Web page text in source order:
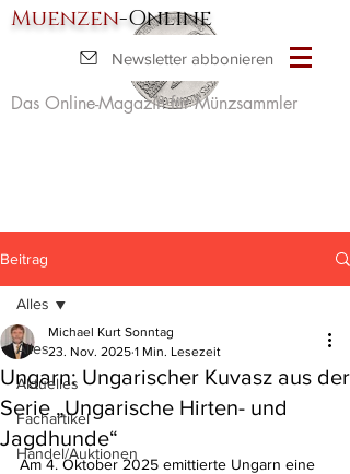
Muenzen-Online
Das Online-Magazin für Münzsammler
Newsletter abbonieren
Beitrag
Alles
Aktuelles
Fachartikel
Handel/Auktionen
Alles
Ungarn: Ungarischer Kuvasz aus der
Serie „Ungarische Hirten- und
Jagdhunde“
Michael Kurt Sonntag
23. Nov. 2025 1 Min. Lesezeit
Am 4. Oktober 2025 emittierte Ungarn eine